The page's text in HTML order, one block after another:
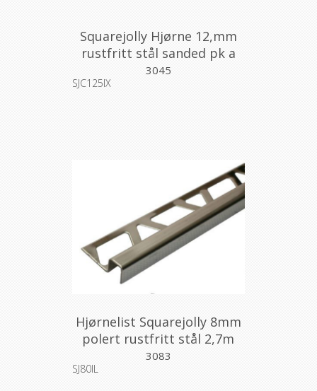
Squarejolly Hjørne 12,mm
rustfritt stål sanded pk a
2stk
3045
SJC125IX
Hjørnelist Squarejolly 8mm
polert rustfritt stål 2,7m
3083
SJ80IL